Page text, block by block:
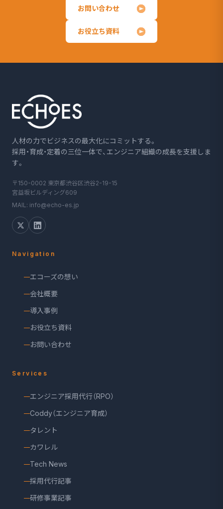
お問い合わせ
お役立ち資料
人材の力でビジネスの最大化にコミットする。
採用・育成・定着の三位一体で、エンジニア組織の成長を支援しま
す。
〒150-0002 東京都渋谷区渋谷2-19-15
宮益坂ビルディング609
MAIL: info@echo-es.jp
Navigation
エコーズの想い
会社概要
導入事例
お役立ち資料
お問い合わせ
Services
エンジニア採用代行（RPO）
Coddy（エンジニア育成）
タレント
カワレル
Tech News
採用代行記事
研修事業記事